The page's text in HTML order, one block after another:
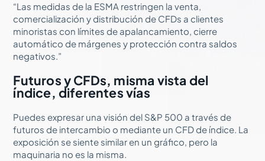
“Las medidas de la ESMA restringen la venta,
comercialización y distribución de CFDs a clientes
minoristas con límites de apalancamiento, cierre
automático de márgenes y protección contra saldos
negativos.”
Futuros y CFDs, misma vista del
índice, diferentes vías
Puedes expresar una visión del S&P 500 a través de
futuros de intercambio o mediante un CFD de índice. La
exposición se siente similar en un gráfico, pero la
maquinaria no es la misma.